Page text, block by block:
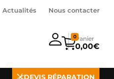
Actualités Nous contacter
0,00€
0
DEVIS RÉPARATION